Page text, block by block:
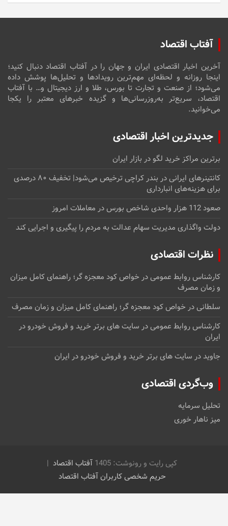
آفتاب اقتصاد
آخرین اخبار اقتصادی ایران و جهان را در آفتاب اقتصاد دنبال کنید؛
اینجا روزانه و لحظه‌ای مهم‌ترین رویدادها و تحلیل‌ها پوشش داده
می‌شود؛ از صنعت و تجارت تا بورس، طلا و ارز دیجیتال و… با آفتاب
اقتصاد، سریع‌تر به‌روزرسانی‌ها و گزیده خبرهای معتبر را یکجا
می‌خوانید.
جدیدترین اخبار اقتصادی
برترین مراکز خرید لگو در بازار ایران
کانتینرهای ایرانی در بندر کراچی ترخیص می‌شود| تخفیف ۸۰ درصدی
برای هزینه‌های انبارداری
صعود 112 هزار واحدی شاخص بورس در معاملات امروز
دولت واگذاری مدیریت سهام عدالت به مردم را پیگیری و اجرایی کند
نظرات اقتصادی
کارشناس روابط عمومیدرخواص کود معجزه گر؛ راهنمای کامل میزان
و زمان مصرف
سلطانیدرخواص کود معجزه گر؛ راهنمای کامل میزان و زمان مصرف
کارشناس روابط عمومیدرسایت های برتر خرید و فروش خودرو در
ایران
جاویددرسایت های برتر خرید و فروش خودرو در ایران
وب‌گردی اقتصادی
تحلیل سرمایه
میز ناهار خوری
کپی رایت و رونوشت: 1405
آفتاب اقتصاد
حریم شخصی کاربران آفتاب اقتصاد